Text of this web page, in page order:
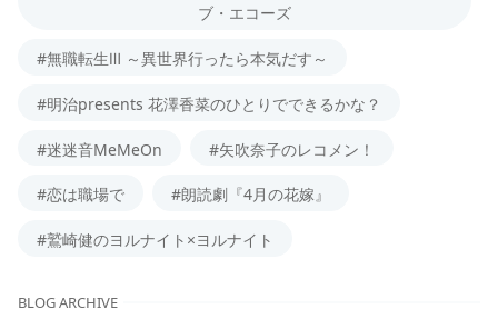
ブ・エコーズ
#無職転生Ⅲ ～異世界行ったら本気だす～
#明治presents 花澤香菜のひとりでできるかな？
#迷迷音MeMeOn #矢吹奈子のレコメン！
#恋は職場で #朗読劇『4月の花嫁』
#鷲崎健のヨルナイト×ヨルナイト
BLOG ARCHIVE